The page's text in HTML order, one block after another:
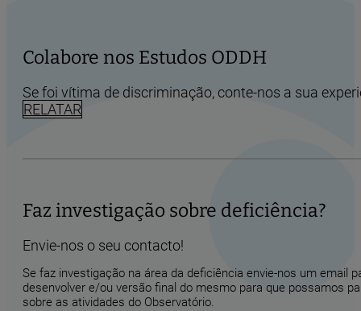
Colabore nos Estudos ODDH
Se foi vítima de discriminação, conte-nos a sua
RELATAR
Faz investigação sobre deficiência?
Envie-nos o seu contacto!
Se faz investigação na área da deficiência envie-nos um
desenvolver e/ou versão final do mesmo para que possamos
sobre as atividades do Observatório.